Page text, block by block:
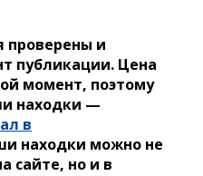
проверены и
публикации. Цена
момент, поэтому
находки —
в
находки можно не
сайте, но и в